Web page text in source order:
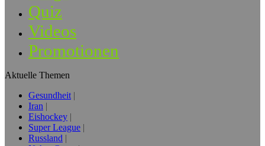
Quiz
Videos
Promotionen
Aktuelle Themen
Gesundheit
Iran
Eishockey
Super League
Russland